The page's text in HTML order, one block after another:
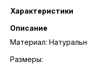
Характеристики
Описание
Материал:
Размеры: